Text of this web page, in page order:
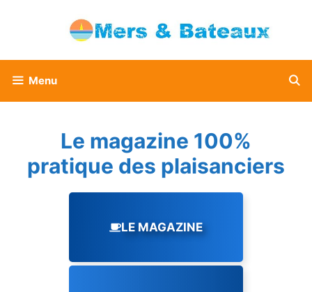
Menu
Le magazine 100%
pratique des plaisanciers
LE MAGAZINE